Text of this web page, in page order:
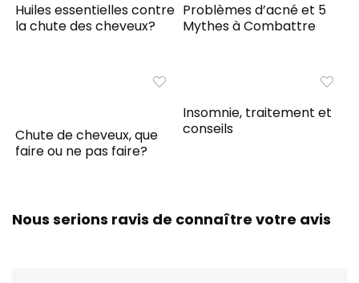
Huiles essentielles contre
la chute des cheveux?
Problèmes d’acné et 5
Mythes à Combattre
Chute de cheveux, que
faire ou ne pas faire?
Insomnie, traitement et
conseils
Nous serions ravis de connaître votre avis